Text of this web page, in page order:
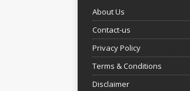
About Us
Contact-us
Privacy Policy
Terms & Conditions
Disclaimer